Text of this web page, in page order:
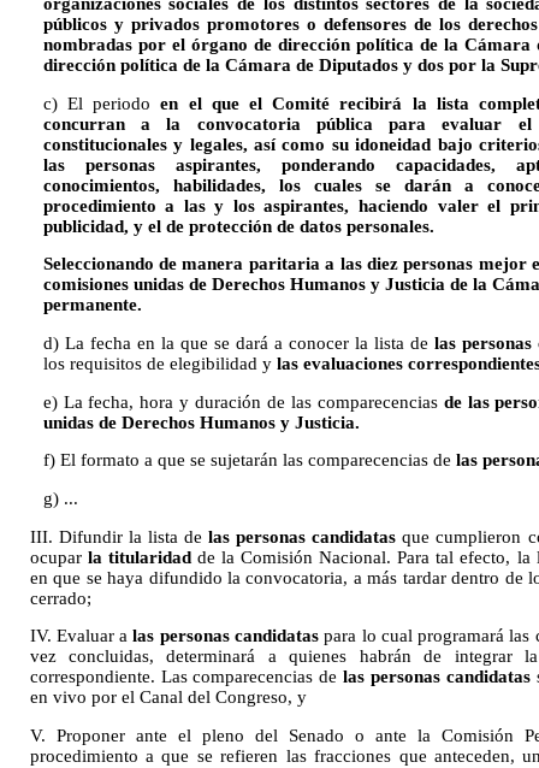
públicos y privados promotores o defensores de los
nombradas por el órgano de dirección política de la Cámara
dirección política de la Cámara de Diputados y dos por la
c) El periodoen el que el Comité recibirá la lista
concurran a la convocatoria pública para evaluar el
constitucionales y legales, así como su idoneidad bajo
las personas aspirantes, ponderando capacidades,
conocimientos, habilidades, los cuales se darán a
procedimiento a las y los aspirantes, haciendo valer el
publicidad, y el de protección de datos personales.
Seleccionando de manera paritaria a las diez personas
comisiones unidas de Derechos Humanos y Justicia de la
permanente.
d) La fecha en la que se dará a conocer la lista de las personas
los requisitos de elegibilidad y las evaluaciones
e) La fecha, hora y duración de las comparecencias de las
unidas de Derechos Humanos y Justicia.
f) El formato a que se sujetarán las comparecencias de las
g) ...
III. Difundir la lista delas personas candidatas que cumplieron
ocupar la titularidadde la Comisión Nacional. Para tal efecto, la
en que se haya difundido la convocatoria, a más tardar dentro de
cerrado;
IV. Evaluar alas personas candidatas para lo cual programará las
vez concluidas, determinará a quienes habrán de integrar
correspondiente. Las comparecencias delas personas candidatas
en vivo por el Canal del Congreso, y
V. Proponer ante el pleno del Senado o ante la Comisión
procedimiento a que se refieren las fracciones que anteceden,